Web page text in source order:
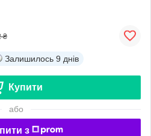
₴
Залишилось 9 днів
Купити
або
з